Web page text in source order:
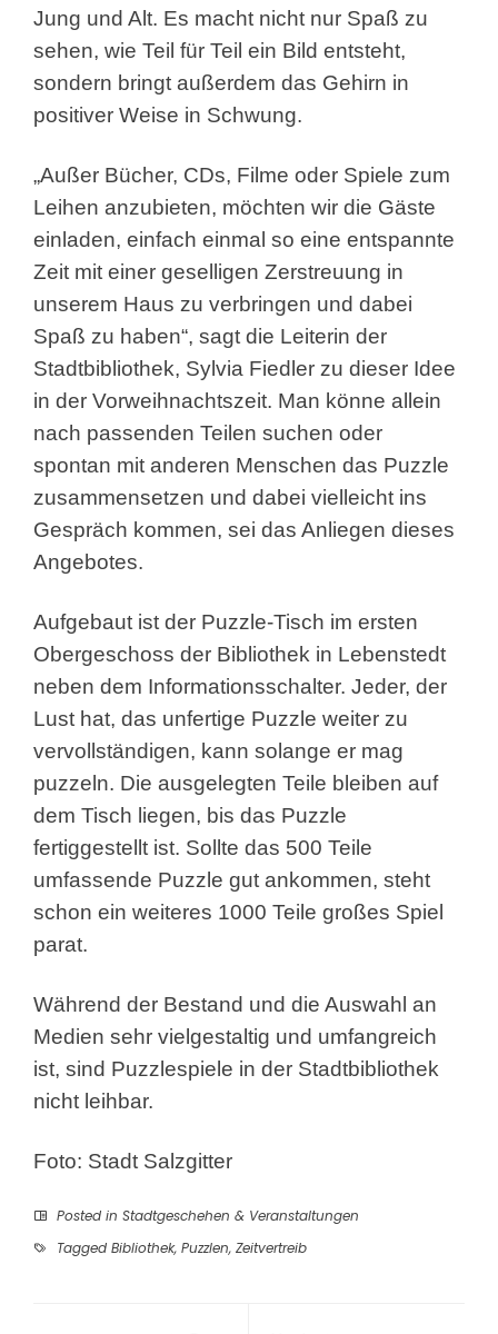
Jung und Alt. Es macht nicht nur Spaß zu
sehen, wie Teil für Teil ein Bild entsteht,
sondern bringt außerdem das Gehirn in
positiver Weise in Schwung.
„Außer Bücher, CDs, Filme oder Spiele zum
Leihen anzubieten, möchten wir die Gäste
einladen, einfach einmal so eine entspannte
Zeit mit einer geselligen Zerstreuung in
unserem Haus zu verbringen und dabei
Spaß zu haben“, sagt die Leiterin der
Stadtbibliothek, Sylvia Fiedler zu dieser Idee
in der Vorweihnachtszeit. Man könne allein
nach passenden Teilen suchen oder
spontan mit anderen Menschen das Puzzle
zusammensetzen und dabei vielleicht ins
Gespräch kommen, sei das Anliegen dieses
Angebotes.
Aufgebaut ist der Puzzle-Tisch im ersten
Obergeschoss der Bibliothek in Lebenstedt
neben dem Informationsschalter. Jeder, der
Lust hat, das unfertige Puzzle weiter zu
vervollständigen, kann solange er mag
puzzeln. Die ausgelegten Teile bleiben auf
dem Tisch liegen, bis das Puzzle
fertiggestellt ist. Sollte das 500 Teile
umfassende Puzzle gut ankommen, steht
schon ein weiteres 1000 Teile großes Spiel
parat.
Während der Bestand und die Auswahl an
Medien sehr vielgestaltig und umfangreich
ist, sind Puzzlespiele in der Stadtbibliothek
nicht leihbar.
Foto: Stadt Salzgitter
Posted in Stadtgeschehen & Veranstaltungen
Tagged Bibliothek, Puzzlen, Zeitvertreib